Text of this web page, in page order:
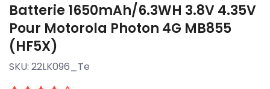
Batterie 1650mAh/6.3WH 3.8V 4.35V
Pour Motorola Photon 4G MB855
(HF5X)
SKU: 22LK096_Te